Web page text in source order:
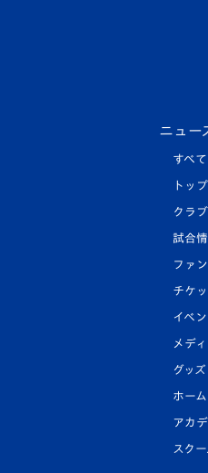
ニュー
すべて
トッ
クラブ
試合
ファ
チケ
イベ
メデ
グッズ
ホー
アカ
スク